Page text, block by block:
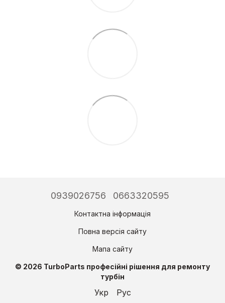
0939026756 0663320595
Контактна інформація
Повна версія сайту
Мапа сайту
© 2026 TurboParts професійні рішення для ремонту
турбін
Укр Рус